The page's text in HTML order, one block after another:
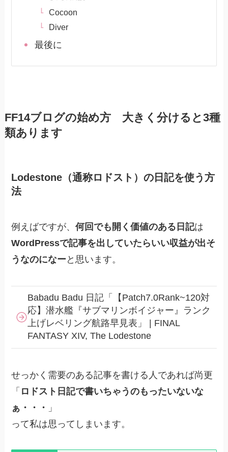
Cocoon
Diver
最後に
FF14ブログの始め方 大きく分けると3種
類あります
Lodestone（通称ロドスト）の日記を使う方
法
例えばですが、何回でも開く価値のある日記は
WordPressで記事を出していたらいい収益が出そ
うなのになー と思います。
Babadu Badu 日記「【Patch7.0Rank~120対
応】潜水艦『サブマリンボイジャー』ランク
上げレベリング航路早見表」 | FINAL
FANTASY XIV, The Lodestone
せっかく需要のある記事を書ける人であれば尚更
「 ロドスト日記で書いちゃうのもったいないな
ぁ・・・ 」
って私は思ってしまいます。